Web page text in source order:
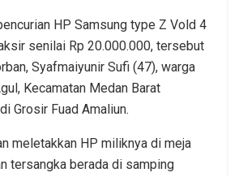
HP Samsung type Z Vold 4
senilai Rp 20.000.000, tersebut
Syafmaiyunir Sufi (47), warga
Kecamatan Medan Barat
Grosir Fuad Amaliun.
meletakkan HP miliknya di meja
tersangka berada di samping